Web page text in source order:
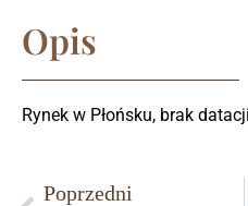
Opis
Rynek w Płońsku, brak
Poprzedni